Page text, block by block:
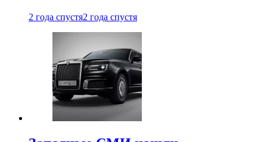
2 года спустя2 года спустя